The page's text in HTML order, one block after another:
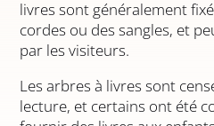
livres sont généralement
cordes ou des sangles, et
par les visiteurs.
Les arbres à livres sont
lecture, et certains ont été